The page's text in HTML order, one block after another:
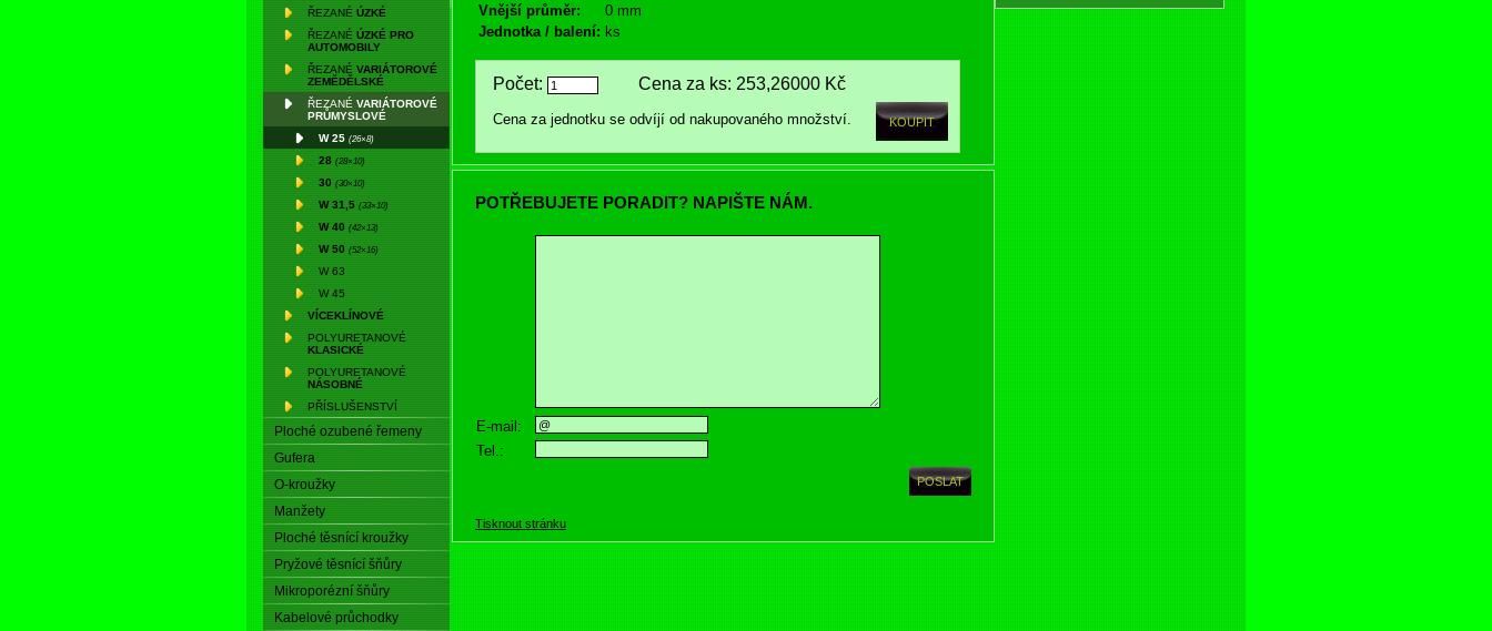
ŘEZANÉ ÚZKÉ
ŘEZANÉ ÚZKÉ PRO
AUTOMOBILY
ŘEZANÉ VARIÁTOROVÉ
ZEMĚDĚLSKÉ
ŘEZANÉ VARIÁTOROVÉ
PRŮMYSLOVÉ
W 25 (26×8)
28 (28×10)
30 (30×10)
W 31,5 (33×10)
W 40 (42×13)
W 50 (52×16)
W 63
W 45
VÍCEKLÍNOVÉ
POLYURETANOVÉ
KLASICKÉ
POLYURETANOVÉ
NÁSOBNÉ
PŘÍSLUŠENSTVÍ
Ploché ozubené řemeny
Gufera
O-kroužky
Manžety
Ploché těsnící kroužky
Pryžové těsnící šňůry
Mikroporézní šňůry
Kabelové průchodky
Vnější průměr:
0 mm
Jednotka / balení: ks
Počet: Cena za ks: 253,26000 Kč
Cena za jednotku se odvíjí od nakupovaného množství.
POTŘEBUJETE PORADIT? NAPIŠTE NÁM.
E-mail:
Tel.:
Tisknout stránku